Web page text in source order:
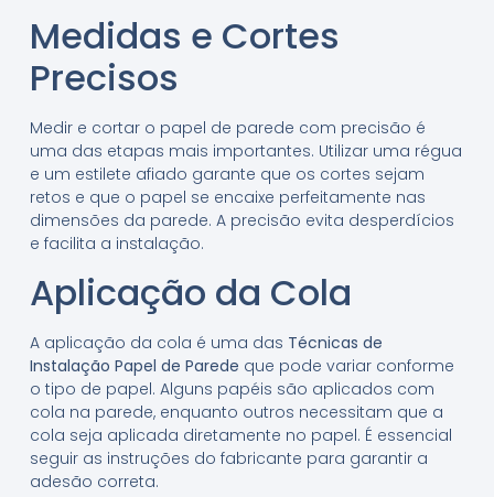
Medidas e Cortes
Precisos
Medir e cortar o papel de parede com precisão é
uma das etapas mais importantes. Utilizar uma régua
e um estilete afiado garante que os cortes sejam
retos e que o papel se encaixe perfeitamente nas
dimensões da parede. A precisão evita desperdícios
e facilita a instalação.
Aplicação da Cola
A aplicação da cola é uma das Técnicas de
Instalação Papel de Parede que pode variar conforme
o tipo de papel. Alguns papéis são aplicados com
cola na parede, enquanto outros necessitam que a
cola seja aplicada diretamente no papel. É essencial
seguir as instruções do fabricante para garantir a
adesão correta.